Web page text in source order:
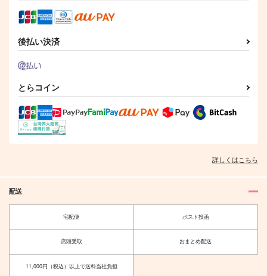
N-BEAT
472円（税込）
ファイノン×モーディス
サンプル
787
ファイノン×モーディス
crazy region
2,144
幕の内弁当780円
472
後払い決済
とらコイン
詳しくはこちら
配送
宅配便 ポスト投函
店頭受取 おまとめ配送
11,000円（税込）以上で送料当社負担